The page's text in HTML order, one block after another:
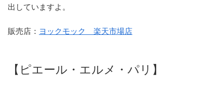
出していますよ。
販売店： ヨックモック 楽天市場店
【ピエール・エルメ・パリ】